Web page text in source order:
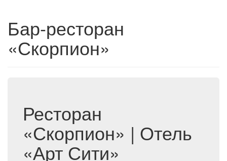
Бар-ресторан
«Скорпион»
Ресторан
«Скорпион» | Отель
«Арт Сити»